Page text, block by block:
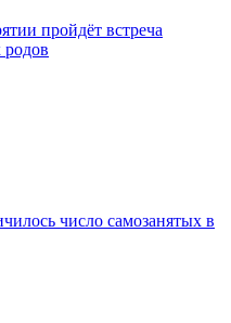
пройдёт встреча
родов
число самозанятых в